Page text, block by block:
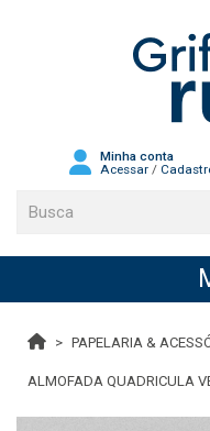
Minha conta
Acessar /
PAPELARIA &
ALMOFADA QUADRICULA